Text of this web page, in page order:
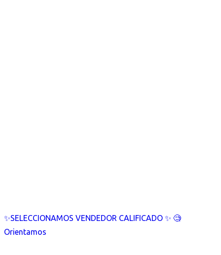
✨SELECCIONAMOS VENDEDOR CALIFICADO ✨ 🧐
Orientamos